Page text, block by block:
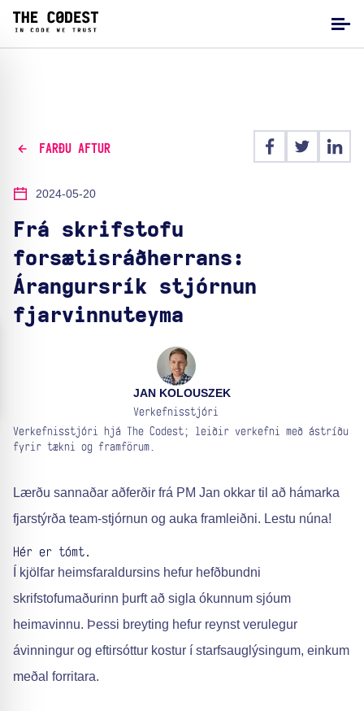
FARÐU AFTUR
2024-05-20
Frá skrifstofu
forsætisráðherrans:
Árangursrík stjórnun
fjarvinnuteyma
JAN KOLOUSZEK
Verkefnisstjóri
Verkefnisstjóri hjá The Codest; leiðir verkefni með ástríðu
fyrir tækni og framförum.
Lærðu sannaðar aðferðir frá PM Jan okkar til að hámarka
fjarstýrða team-stjórnun og auka framleiðni. Lestu núna!
Hér er tómt.
Í kjölfar heimsfaraldursins hefur hefðbundni
skrifstofumaðurinn þurft að sigla ókunnum sjóum
heimavinnu. Þessi breyting hefur reynst verulegur
ávinningur og eftirsóttur kostur í starfsauglýsingum, einkum
meðal forritara.